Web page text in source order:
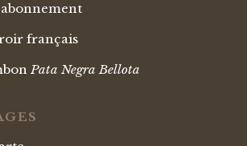
français
Pata Negra Bellota